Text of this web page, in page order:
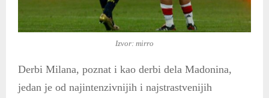
Izvor: mirro
Derbi Milana, poznat i kao derbi dela Madonina,
jedan je od najintenzivnijih i najstrastvenijih